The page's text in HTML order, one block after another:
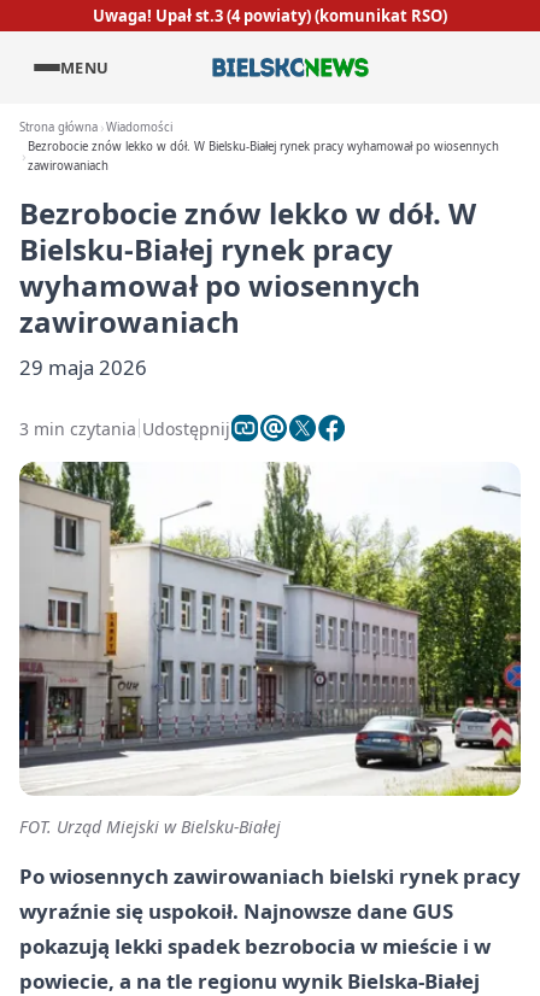
Uwaga! Upał st.3 (4 powiaty) (komunikat RSO)
MENU
Strona główna Wiadomości
Bezrobocie znów lekko w dół. W Bielsku‑Białej rynek pracy wyhamował po wiosennych
zawirowaniach
Bezrobocie znów lekko w dół. W
Bielsku‑Białej rynek pracy
wyhamował po wiosennych
zawirowaniach
29 maja 2026
3 min czytania Udostępnij
FOT. Urząd Miejski w Bielsku-Białej
Po wiosennych zawirowaniach bielski rynek pracy
wyraźnie się uspokoił. Najnowsze dane GUS
pokazują lekki spadek bezrobocia w mieście i w
powiecie, a na tle regionu wynik Bielska‑Białej